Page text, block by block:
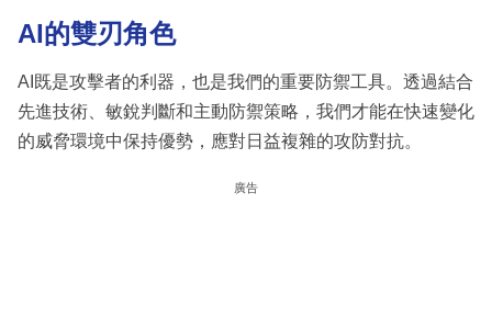
AI的雙刃角色
AI既是攻擊者的利器，也是我們的重要防禦工具。透過結合
先進技術、敏銳判斷和主動防禦策略，我們才能在快速變化
的威脅環境中保持優勢，應對日益複雜的攻防對抗。
廣告